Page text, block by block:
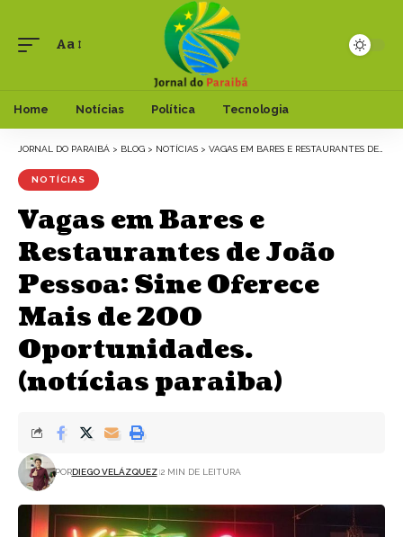
Aa
Home Notícias Política Tecnologia
JORNAL DO PARAIBÁ > BLOG > NOTÍCIAS > VAGAS EM BARES E RESTAURANTES DE JOÃO PESSOA: SINE OFERECE MAIS DE 200 OPORTUNIDADES. (NOTÍCIAS PARAIBA)
NOTÍCIAS
Vagas em Bares e
Restaurantes de João
Pessoa: Sine Oferece
Mais de 200
Oportunidades.
(notícias paraiba)
PORDIEGO VELÁZQUEZ 2 MIN DE LEITURA